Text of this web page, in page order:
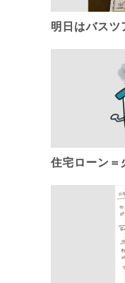
明日はバス
住宅ローン